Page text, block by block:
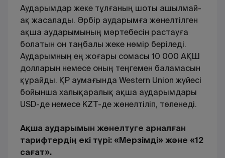
Аударымдар жеке тұлғаның шоты ашылмай-
ақ жасалады. Әрбір аударымға жөнелтілген
ақша аударымының мәртебесін растауға
болатын он таңбалы жеке нөмір беріледі.
Аударымның ең жоғары сомасы 10 000 АҚШ
долларын немесе оның теңгемен баламасын
құрайды. ҚР аумағында Western Union жүйесі
бойынша халықаралық ақша аударымдары
USD-де немесе KZT-де жөнелтіліп, төленеді.
Ақша аударымын жөнелтуге арналған
тарифтердің екі түрі: «Мерзімді» және «12
сағат».